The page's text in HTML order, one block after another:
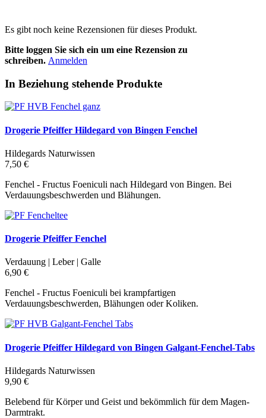
Es gibt noch keine Rezensionen für dieses Produkt.
Bitte loggen Sie sich ein um eine Rezension zu
schreiben. Anmelden
In Beziehung stehende Produkte
Drogerie Pfeiffer Hildegard von Bingen Fenchel
Hildegards Naturwissen
7,50 €
Fenchel - Fructus Foeniculi nach Hildegard von Bingen. Bei
Verdauungsbeschwerden und Blähungen.
Drogerie Pfeiffer Fenchel
Verdauung | Leber | Galle
6,90 €
Fenchel - Fructus Foeniculi bei krampfartigen
Verdauungsbeschwerden, Blähungen oder Koliken.
Drogerie Pfeiffer Hildegard von Bingen Galgant-Fenchel-Tabs
Hildegards Naturwissen
9,90 €
Belebend für Körper und Geist und bekömmlich für dem Magen-
Darmtrakt.